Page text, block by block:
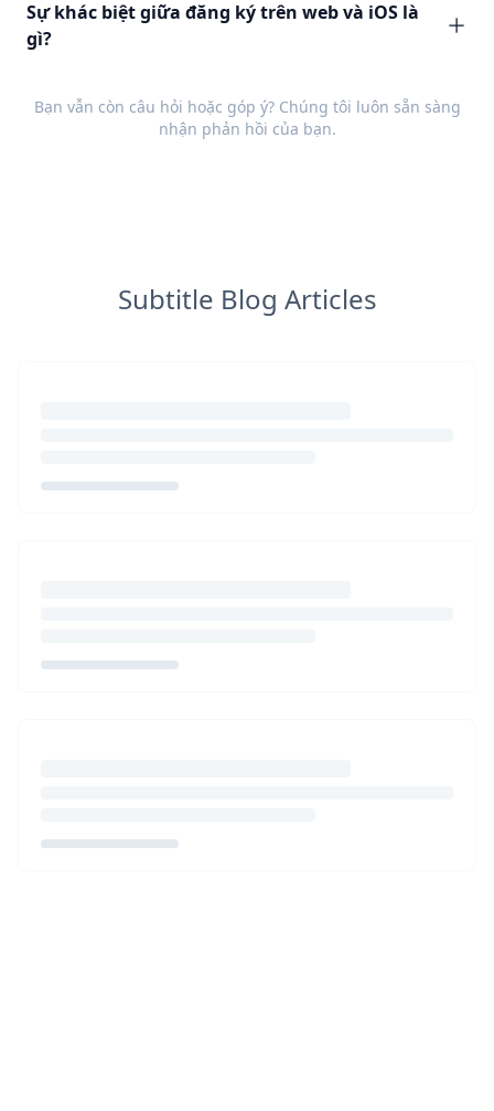
Sự khác biệt giữa đăng ký trên web và iOS là
gì?
Bạn vẫn còn câu hỏi hoặc góp ý? Chúng tôi luôn sẵn sàng
nhận phản hồi của bạn.
Subtitle Blog Articles